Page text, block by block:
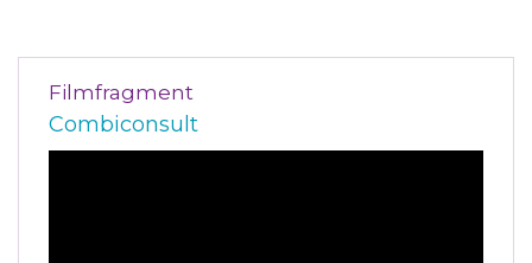
Filmfragment
Combiconsult